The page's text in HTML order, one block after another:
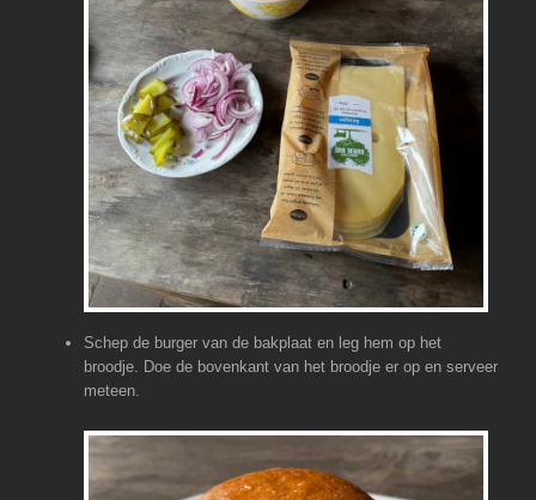
Schep de burger van de bakplaat en leg hem op het
broodje. Doe de bovenkant van het broodje er op en serveer
meteen.